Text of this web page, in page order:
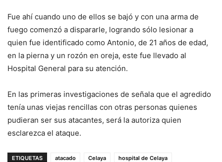
Fue ahí cuando uno de ellos se bajó y con una arma de
fuego comenzó a dispararle, logrando sólo lesionar a
quien fue identificado como Antonio, de 21 años de edad,
en la pierna y un rozón en oreja, este fue llevado al
Hospital General para su atención.
En las primeras investigaciones de señala que el agredido
tenía unas viejas rencillas con otras personas quienes
pudieran ser sus atacantes, será la autoriza quien
esclarezca el ataque.
ETIQUETAS atacado Celaya
hospital de Celaya